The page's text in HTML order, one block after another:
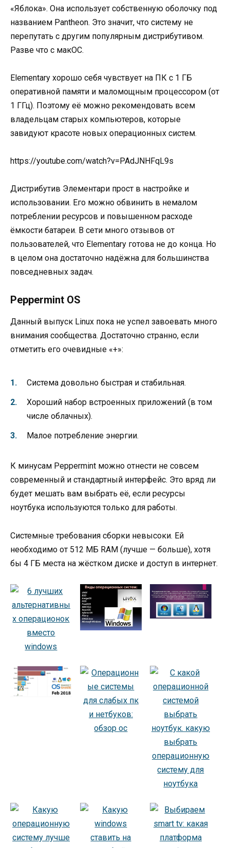
«Яблока». Она использует собственную оболочку под
названием Pantheon. Это значит, что систему не
перепутать с другим популярным дистрибутивом.
Разве что с макОС.
Elementary хорошо себя чувствует на ПК с 1 ГБ
оперативной памяти и маломощным процессором (от
1 ГГц). Поэтому её можно рекомендовать всем
владельцам старых компьютеров, которые
завидуют красоте новых операционных систем.
https://youtube.com/watch?v=PAdJNHFqL9s
Дистрибутив Элементари прост в настройке и
использовании. Его можно обвинить в немалом
потреблении ресурсов и повышенном расходе
ёмкости батареи. В сети много отзывов от
пользователей, что Elementary готова не до конца. Но
в целом она достаточно надёжна для большинства
повседневных задач.
Peppermint OS
Данный выпуск Linux пока не успел завоевать много
внимания сообщества. Достаточно странно, если
отметить его очевидные «+»:
Система довольно быстрая и стабильная.
Хороший набор встроенных приложений (в том
числе облачных).
Малое потребление энергии.
К минусам Peppermint можно отнести не совсем
современный и стандартный интерфейс. Это вряд ли
будет мешать вам выбрать её, если ресурсы
ноутбука используются только для работы.
Системные требования сборки невысоки. Ей
необходимо от 512 МБ RAM (лучше — больше), хотя
бы 4 ГБ места на жёстком диске и доступ в интернет.